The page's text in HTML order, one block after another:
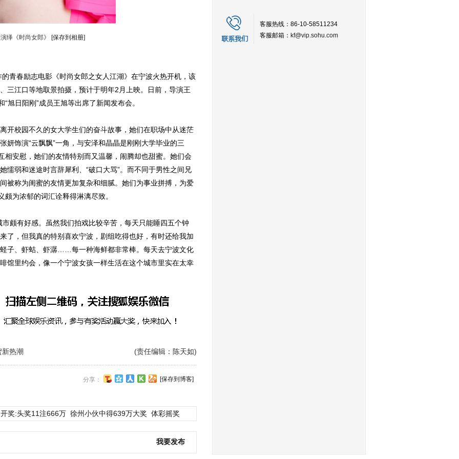
绎《时尚女郎》 [保存到相册]
春励志电影《时尚女郎之女人江湖》在宁波火热开机，该
三江口等地取景拍摄，预计于明年2月上映。日前，导演王
旭日阳刚”成员王旭等出席了新闻发布会。
校园不久的女大学生们的奋斗故事，她们在职场中从迷茫
妍饰演“云飘飘”一角，与安泽和晶晶是刚刚大学毕业的三
相安慰，她们的友情特别而又温馨，闹腾却也甜蜜。她们会
懦弱和迷途时言辞犀利、“破口大骂”。而不同于男性之间兄
被称为闺蜜的友情更加复杂和细腻。她们为事业拼搏，为爱
颇为浓郁的词汇诠释得淋漓尽致。
有好感。虽然我们拍戏比较辛苦，每天只能睡四五个钟
了，但我真的特别喜欢宁波，剧组吃得也好，有时还给我加
子、虾蛄、虾潺……每一种海鲜都非常棒。每天去宁波文化
馆里约会，像一个宁波女孩一样生活在这个城市里实在太幸
(责任编辑：陈天如)
热潮
分享： [保存到博客]
奖:头奖11注666万 徐州小伙中得639万大奖 体彩摇奖
我要发布
客服热线：86-10-58511234
客服邮箱： kf@vip.sohu.com